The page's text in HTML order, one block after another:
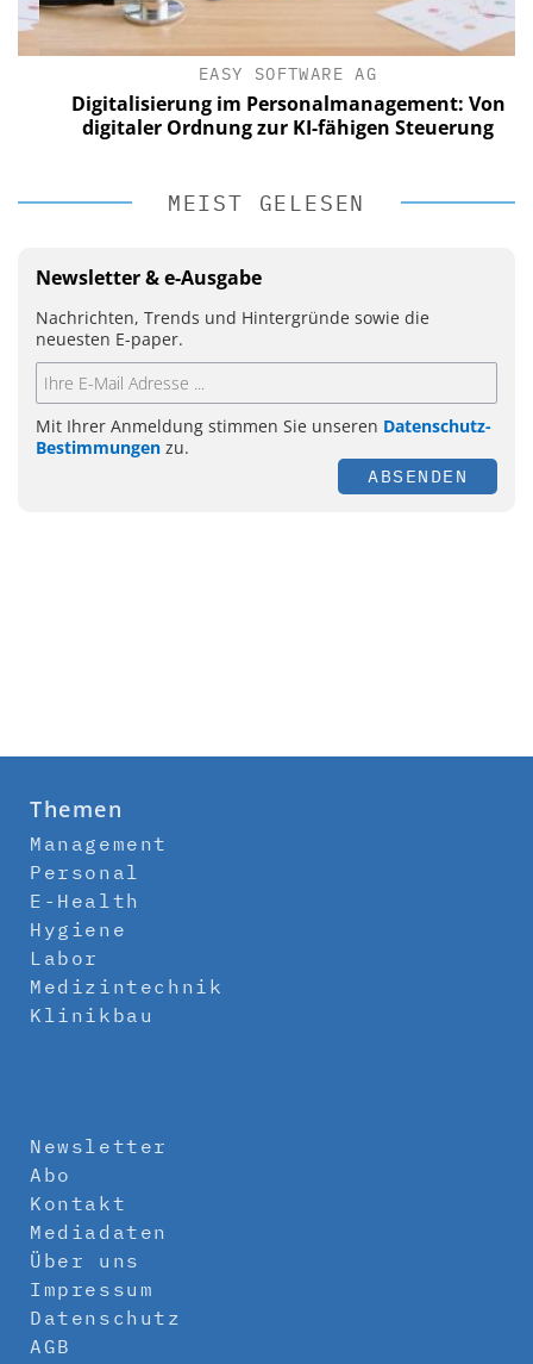
EASY SOFTWARE AG
Digitalisierung im Personalmanagement: Von
digitaler Ordnung zur KI-fähigen Steuerung
MEIST GELESEN
Newsletter & e-Ausgabe
Nachrichten, Trends und Hintergründe sowie die
neuesten E-paper.
Mit Ihrer Anmeldung stimmen Sie unseren Datenschutz-
Bestimmungen zu.
ABSENDEN
Themen
Management
Personal
E-Health
Hygiene
Labor
Medizintechnik
Klinikbau
Newsletter
Abo
Kontakt
Mediadaten
Über uns
Impressum
Datenschutz
AGB